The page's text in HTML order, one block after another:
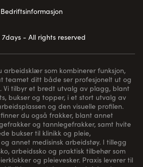
Bedriftsinformasjon
- All rights reserved
arbeidsklær som kombinerer funksjon,
teamet ditt både ser profesjonelt ut og
Vi tilbyr et bredt utvalg av plagg, blant
bukser og topper, i et stort utvalg av
og den visuelle profilen.
du også frakker, blant annet
og tannlegefrakker, samt hvite
bukser til klinikk og pleie,
annet medisinsk arbeidstøy. I tillegg
arbeidssko og praktisk tilbehør som
og pleievesker. Praxis leverer til